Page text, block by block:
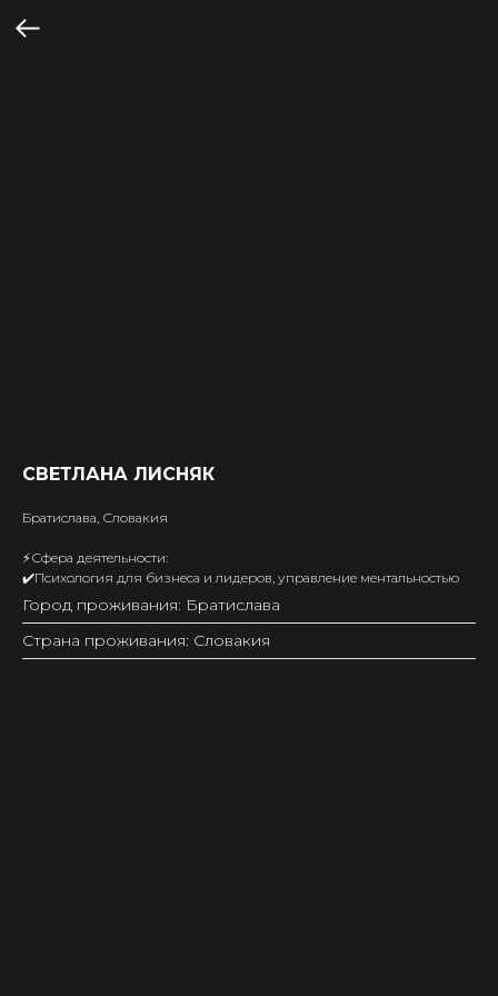
СВЕТЛАНА ЛИСНЯК
Братислава, Словакия
⚡️Сфера деятельности:
✔️Психология для бизнеса и лидеров, управление ментальностью
Город проживания: Братислава
Страна проживания: Словакия